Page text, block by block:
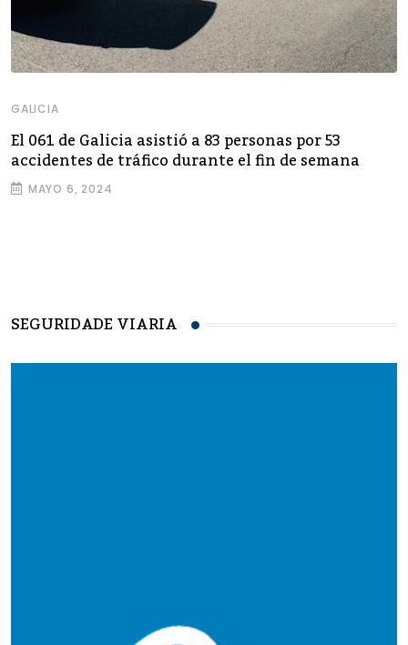
GALICIA
El 061 de Galicia asistió a 83 personas por 53
accidentes de tráfico durante el fin de semana
MAYO 6, 2024
SEGURIDADE VIARIA